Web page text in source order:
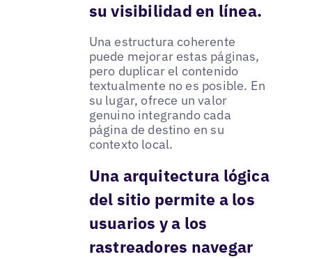
su visibilidad en línea.
Una estructura coherente
puede mejorar estas páginas,
pero duplicar el contenido
textualmente no es posible. En
su lugar, ofrece un valor
genuino integrando cada
página de destino en su
contexto local.
Una arquitectura lógica
del sitio permite a los
usuarios y a los
rastreadores navegar